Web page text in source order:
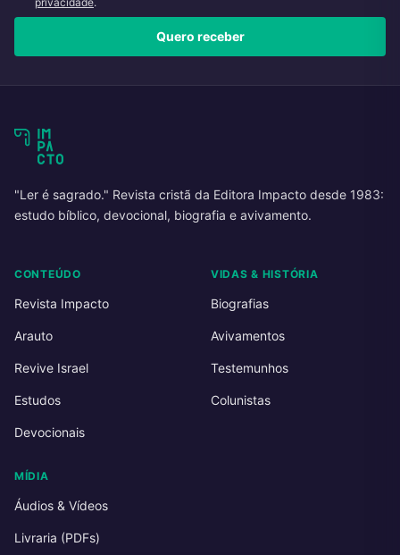
Quero receber
"Ler é sagrado." Revista cristã da Editora Impacto desde 1983:
estudo bíblico, devocional, biografia e avivamento.
CONTEÚDO
Revista Impacto
Arauto
Revive Israel
Estudos
Devocionais
VIDAS & HISTÓRIA
Biografias
Avivamentos
Testemunhos
Colunistas
MÍDIA
Áudios & Vídeos
Livraria (PDFs)